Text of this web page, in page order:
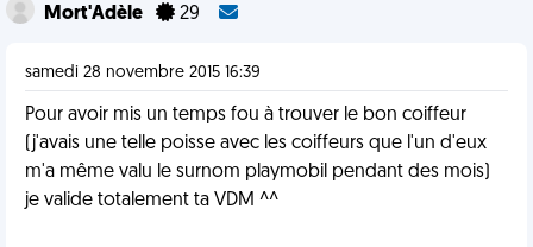
Mort'Adèle 29
samedi 28 novembre 2015 16:39
Pour avoir mis un temps fou à trouver le bon coiffeur
(j'avais une telle poisse avec les coiffeurs que l'un d'eux
m'a même valu le surnom playmobil pendant des mois)
je valide totalement ta VDM ^^